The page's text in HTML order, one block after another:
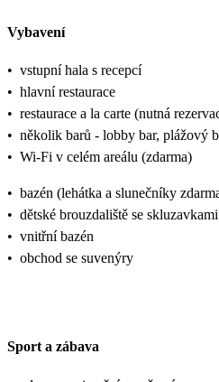
Vybavení
• vstupní hala s recepcí
• hlavní restaurace
• restaurace a la carte (nutná
• několik barů - lobby bar, plážový
• Wi-Fi v celém areálu (zdarma)
• bazén (lehátka a slunečníky
• dětské brouzdaliště se skluzavkami
• vnitřní bazén
• obchod se suvenýry
Sport a zábava